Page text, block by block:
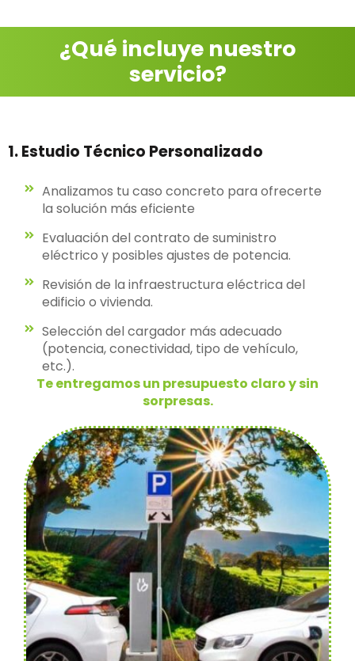
¿Qué incluye nuestro
servicio?
1. Estudio Técnico Personalizado
Analizamos tu caso concreto para ofrecerte
la solución más eficiente
Evaluación del contrato de suministro
eléctrico y posibles ajustes de potencia.
Revisión de la infraestructura eléctrica del
edificio o vivienda.
Selección del cargador más adecuado
(potencia, conectividad, tipo de vehículo,
etc.).
Te entregamos un presupuesto claro y sin
sorpresas.